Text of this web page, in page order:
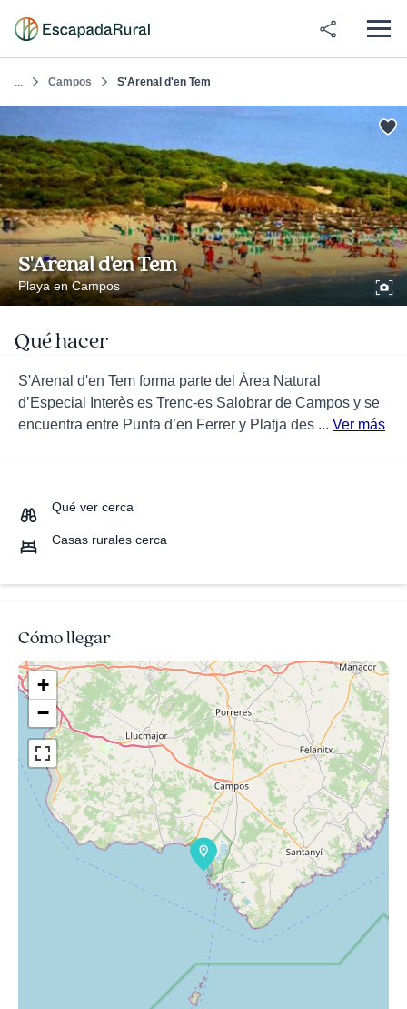
... Campos S'Arenal d'en Tem
S'Arenal d'en Tem
Playa en Campos
Qué hacer
S'Arenal d'en Tem forma parte del Àrea Natural
d’Especial Interès es Trenc-es Salobrar de Campos y se
encuentra entre Punta d’en Ferrer y Platja des ... Ver más
Qué ver cerca
Casas rurales cerca
Cómo llegar
+
−